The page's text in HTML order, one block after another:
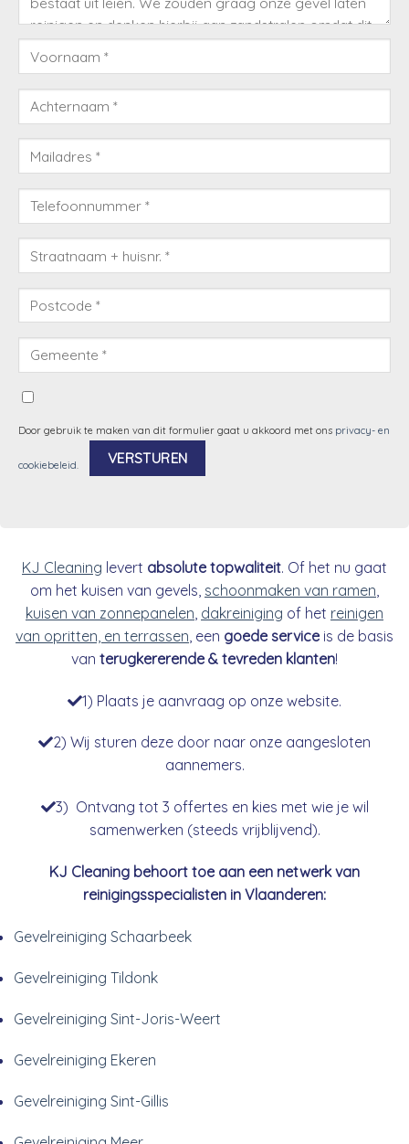
Door gebruik te maken van dit formulier gaat u akkoord met ons privacy- en
cookiebeleid.
KJ Cleaning levert absolute topwaliteit. Of het nu gaat
om het kuisen van gevels, schoonmaken van ramen
kuisen van zonnepanelen dakreiniging of het reinigen
van opritten, en terrassen , een goede serviceis de basis
van terugkererende & tevreden klanten!
1) Plaats je aanvraag op onze website.
2) Wij sturen deze door naar onze aangesloten
aannemers.
3) Ontvang tot 3 offertes en kies met wie je wil
samenwerken (steeds vrijblijvend).
KJ Cleaning behoort toe aan een netwerk van
reinigingsspecialisten in Vlaanderen:
Gevelreiniging Schaarbeek
Gevelreiniging Tildonk
Gevelreiniging Sint-Joris-Weert
Gevelreiniging Ekeren
Gevelreiniging Sint-Gillis